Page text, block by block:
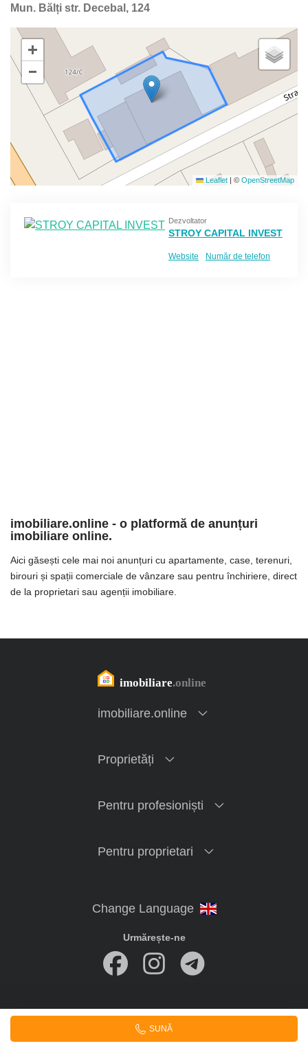
SUNĂ
Mun. Bălți str. Decebal, 124
+
−
Leaflet | © OpenStreetMap
Dezvoltator
STROY CAPITAL INVEST
Website Număr de telefon
imobiliare.online - o platformă de anunțuri
imobiliare online.
Aici găsești cele mai noi anunțuri cu apartamente, case, terenuri,
birouri și spații comerciale de vânzare sau pentru închiriere, direct
de la proprietari sau agenții imobiliare.
imobiliare.online
Proprietăți
Pentru profesioniști
Pentru proprietari
Urmărește-ne